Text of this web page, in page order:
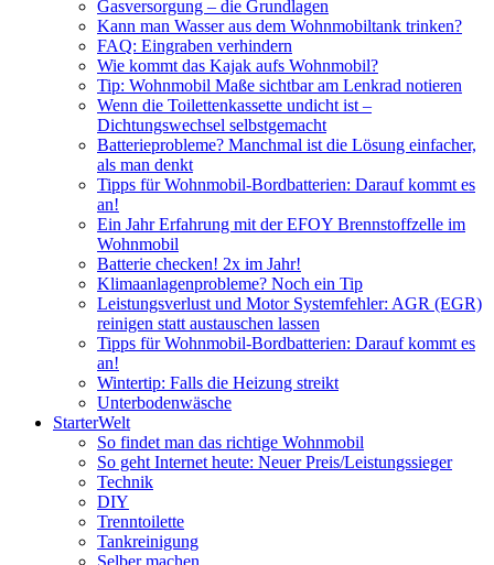
Gasversorgung – die Grundlagen
Kann man Wasser aus dem Wohnmobiltank trinken?
FAQ: Eingraben verhindern
Wie kommt das Kajak aufs Wohnmobil?
Tip: Wohnmobil Maße sichtbar am Lenkrad notieren
Wenn die Toilettenkassette undicht ist –
Dichtungswechsel selbstgemacht
Batterieprobleme? Manchmal ist die Lösung einfacher,
als man denkt
Tipps für Wohnmobil-Bordbatterien: Darauf kommt es
an!
Ein Jahr Erfahrung mit der EFOY Brennstoffzelle im
Wohnmobil
Batterie checken! 2x im Jahr!
Klimaanlagenprobleme? Noch ein Tip
Leistungsverlust und Motor Systemfehler: AGR (EGR)
reinigen statt austauschen lassen
Tipps für Wohnmobil-Bordbatterien: Darauf kommt es
an!
Wintertip: Falls die Heizung streikt
Unterbodenwäsche
StarterWelt
So findet man das richtige Wohnmobil
So geht Internet heute: Neuer Preis/Leistungssieger
Technik
DIY
Trenntoilette
Tankreinigung